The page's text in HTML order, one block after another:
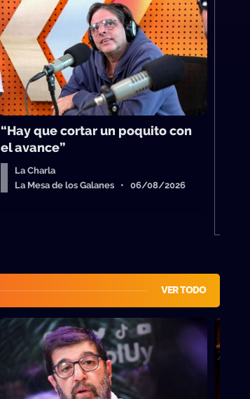
“Hay que cortar un poquito con
el avance”
La Charla
La Mesa de los Galanes • 06/08/2026
VER TODO